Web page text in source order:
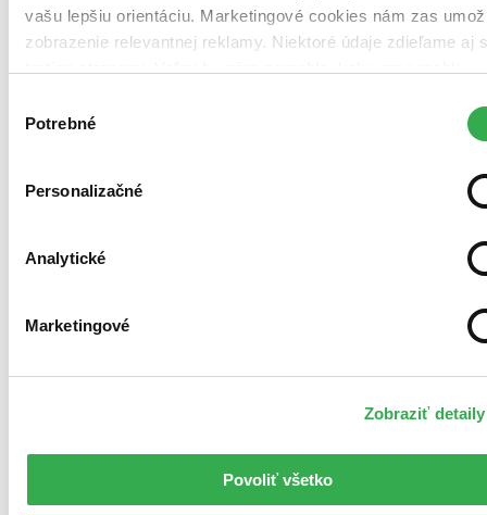
vašu lepšiu orientáciu. Marketingové cookies nám zas
zobrazenie relevantnej reklamy. Niektoré údaje zdieľame aj s
súhlasu
Potrebné
Personalizačné
Analytické
Marketingové
Zobraziť detaily
Povoliť všetko
Slovenčina, 2026